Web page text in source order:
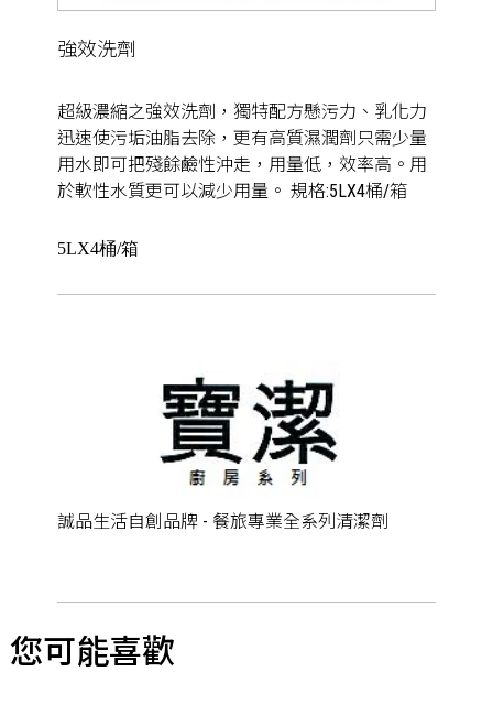
強效洗劑
超級濃縮之強效洗劑，獨特配方懸污力、乳化力
迅速使污垢油脂去除，更有高質濕潤劑只需少量
用水即可把殘餘鹼性沖走，用量低，效率高。用
於軟性水質更可以減少用量。 規格:5LX4桶/箱
5LX4桶/箱
誠品生活自創品牌 - 餐旅專業全系列清潔劑
您可能喜歡